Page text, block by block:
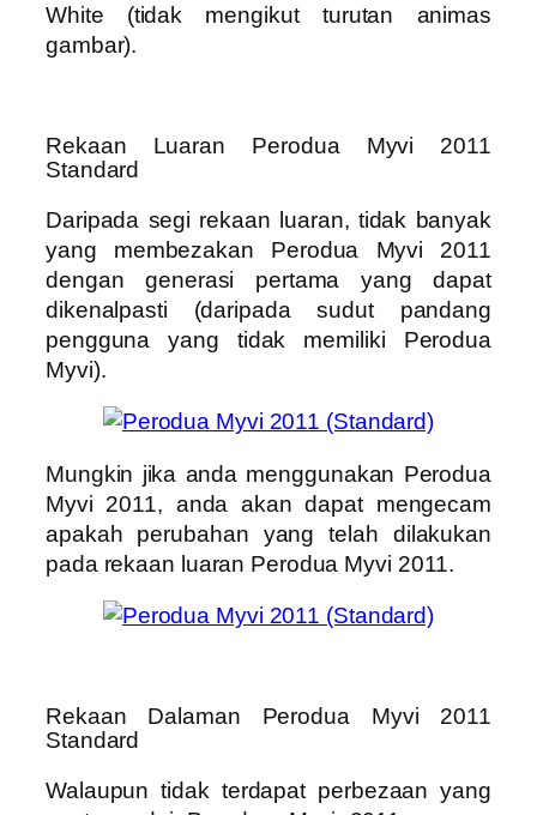
White (tidak mengikut turutan animas
gambar).
Rekaan Luaran Perodua Myvi 2011
Standard
Daripada segi rekaan luaran, tidak banyak
yang membezakan Perodua Myvi 2011
dengan generasi pertama yang dapat
dikenalpasti (daripada sudut pandang
pengguna yang tidak memiliki Perodua
Myvi).
Mungkin jika anda menggunakan Perodua
Myvi 2011, anda akan dapat mengecam
apakah perubahan yang telah dilakukan
pada rekaan luaran Perodua Myvi 2011.
Rekaan Dalaman Perodua Myvi 2011
Standard
Walaupun tidak terdapat perbezaan yang